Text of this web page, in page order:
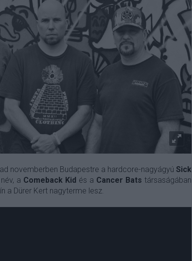
novemberben Budapestre a hardcore-nagyágyú Sick
a Comeback Kid és a Cancer Bats társaságában
a Dürer Kert nagyterme lesz.